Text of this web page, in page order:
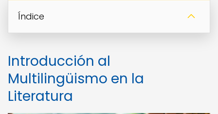
Índice
Introducción al
Multilingüismo en la
Literatura